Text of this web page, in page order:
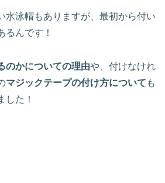
水泳帽もありますが、最初から付い
るんです！
のかについての理由や、付けなけれ
マジックテープの付け方について も
した！